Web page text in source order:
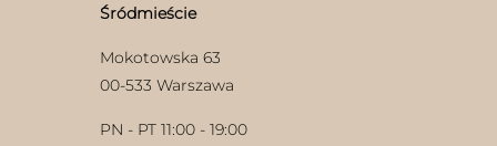
Śródmieście
Mokotowska 63
00-533 Warszawa
PN - PT 11:00 - 19:00